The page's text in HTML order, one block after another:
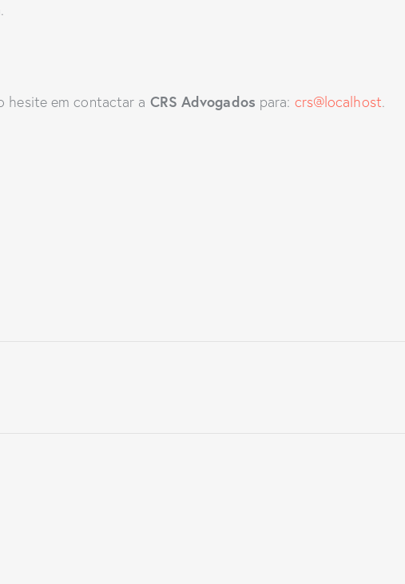
hesite em contactar a CRS Advogados para: crs@localhost.